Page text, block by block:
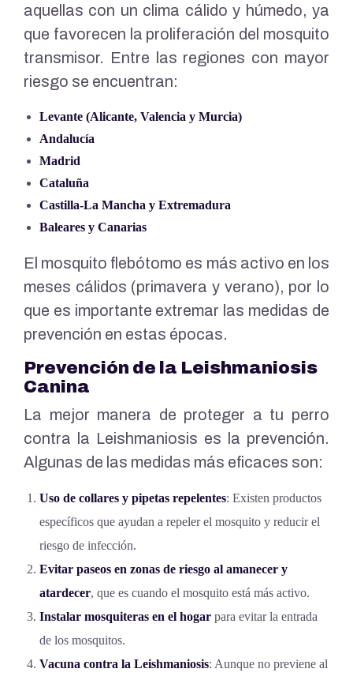
aquellas con un clima cálido y húmedo, ya
que favorecen la proliferación del mosquito
transmisor. Entre las regiones con mayor
riesgo se encuentran:
Levante (Alicante, Valencia y Murcia)
Andalucía
Madrid
Cataluña
Castilla-La Mancha y Extremadura
Baleares y Canarias
El mosquito flebótomo es más activo en los
meses cálidos (primavera y verano), por lo
que es importante extremar las medidas de
prevención en estas épocas.
Prevención de la Leishmaniosis
Canina
La mejor manera de proteger a tu perro
contra la Leishmaniosis es la prevención.
Algunas de las medidas más eficaces son:
Uso de collares y pipetas repelentes: Existen productos
específicos que ayudan a repeler el mosquito y reducir el
riesgo de infección.
Evitar paseos en zonas de riesgo al amanecer y
atardecer, que es cuando el mosquito está más activo.
Instalar mosquiteras en el hogar para evitar la entrada
de los mosquitos.
Vacuna contra la Leishmaniosis: Aunque no previene al